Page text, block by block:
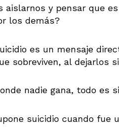
aislarnos y pensar que
los demás?
es un mensaje
sobreviven, al dejarlos
nadie gana, todo es
suicidio cuando fue